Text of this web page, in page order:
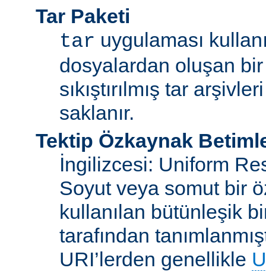
Tar Paketi
tar uygulaması
dosyalardan oluşan bir
sıkıştırılmış tar
saklanır.
Tektip Özkaynak
İngilizcesi: Uniform
Soyut veya somut bir
kullanılan bütünleşik
tarafından
URI’lerden genellikle